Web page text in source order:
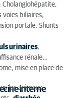
: Cholangiohépatite,
voies biliaires,
portale, Shunts
urinaires,
rénale…
mise en place de
interne
les animaux